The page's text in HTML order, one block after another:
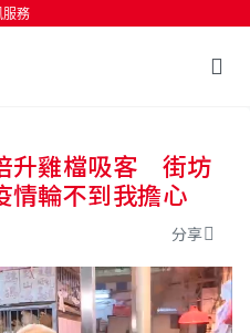
服務
始搜尋
升雞檔吸客 街坊
情輪不到我擔心
分享